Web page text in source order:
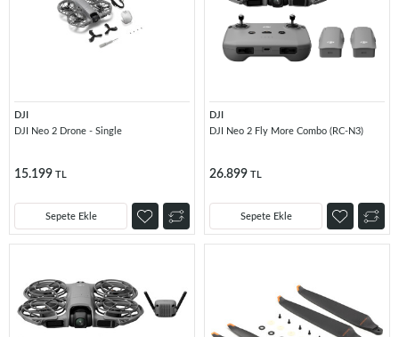
DJI
DJI Neo 2 Drone - Single
15.199 TL
Sepete Ekle
DJI
DJI Neo 2 Fly More Combo (RC-N3)
26.899 TL
Sepete Ekle